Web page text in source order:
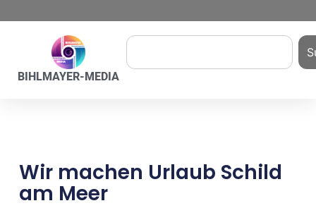
BIHLMAYER-MEDIA
Wir machen Urlaub Schild
am Meer